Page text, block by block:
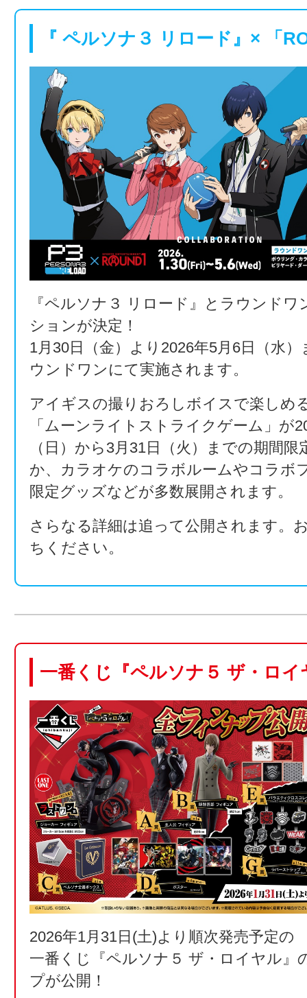
『 ペルソナ３ リロード』× 「
『ペルソナ３ リロード』とラウンド
ションが決定！
1月30日（金）より2026年5月6日（水
ウンドワンにて実施されます。
アイギスの撮りおろしボイスで楽しめ
「ムーンライトストライクゲーム」が
（日）から3月31日（火）までの期間
か、カラオケのコラボルームやコラボ
限定グッズなどが多数展開されます。
さらなる詳細は追って公開されます。
ちください。
一番くじ『ペルソナ５ ザ・ロイ
2026年1月31日(土)より順次発売予定の
一番くじ『ペルソナ５ ザ・ロイヤル』
プが公開！